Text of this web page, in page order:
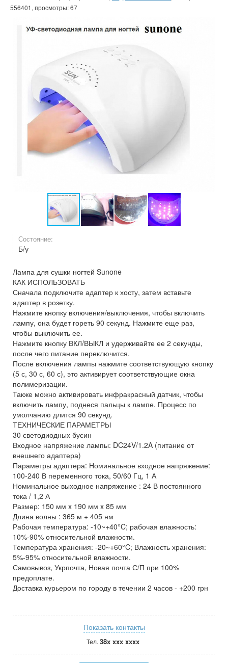
556401, просмотры: 67
Состояние:
Б/у
Лампа для сушки ногтей Sunone
КАК ИСПОЛЬЗОВАТЬ
Сначала подключите адаптер к хосту, затем вставьте
адаптер в розетку.
Нажмите кнопку включения/выключения, чтобы включить
лампу, она будет гореть 90 секунд. Нажмите еще раз,
чтобы выключить ее.
Нажмите кнопку ВКЛ/ВЫКЛ и удерживайте ее 2 секунды,
после чего питание переключится.
После включения лампы нажмите соответствующую кнопку
(5 с, 30 с, 60 с), это активирует соответствующие окна
полимеризации.
Также можно активировать инфракрасный датчик, чтобы
включить лампу, поднеся пальцы к лампе. Процесс по
умолчанию длится 90 секунд.
ТЕХНИЧЕСКИЕ ПАРАМЕТРЫ
30 светодиодных бусин
Входное напряжение лампы: DC24V/1.2A (питание от
внешнего адаптера)
Параметры адаптера: Номинальное входное напряжение:
100-240 В переменного тока, 50/60 Гц, 1 А
Номинальное выходное напряжение : 24 В постоянного
тока / 1,2 А
Размер: 150 мм x 190 мм x 85 мм
Длина волны : 365 м + 405 нм
Рабочая температура: -10~+40°C; рабочая влажность:
10%-90% относительной влажности.
Температура хранения: -20~+60°C; Влажность хранения:
5%-95% относительной влажности.
Самовывоз, Укрпочта, Новая почта С/П при 100%
предоплате.
Доставка курьером по городу в течении 2 часов - +200 грн
Показать контакты
Тел. 38x xxx xxxx